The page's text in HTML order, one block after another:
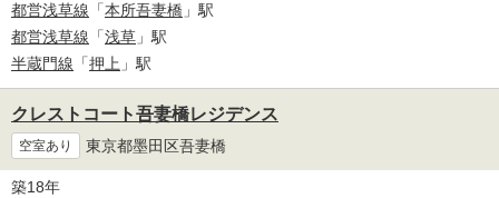
都営浅草線 「本所吾妻橋 」駅
都営浅草線 「浅草 」駅
半蔵門線 「押上 」駅
クレストコート吾妻橋レジデンス
空室あり 東京都墨田区吾妻橋
築18年